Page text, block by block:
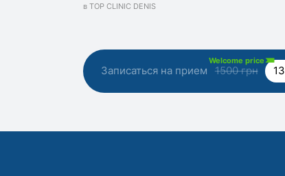
в TOP CLINIC DENIS
Записаться на прием
Welcome price
1500 грн